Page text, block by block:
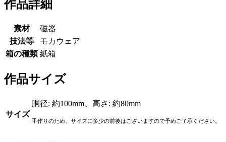
作品詳細
素材
磁器
技法等
モカウェア
箱の種類 紙箱
作品サイズ
サイズ
胴径: 約100mm、高さ: 約80mm
手作りのため、サイズに多少の前後はございますので予めご了承ください。